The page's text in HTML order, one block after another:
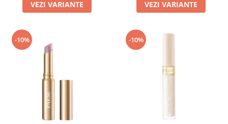
VEZI VARIANTE VEZI VARIANTE
-10% -10%